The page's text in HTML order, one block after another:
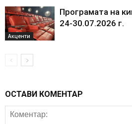
Акценти
Програмата на
24-30.07.2026 г.
ОСТАВИ КОМЕНТАР